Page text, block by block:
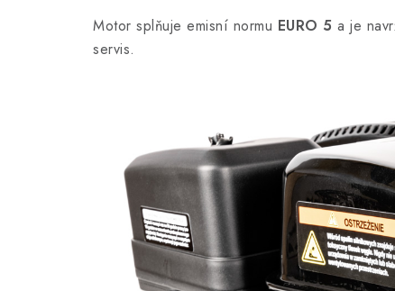
Motor splňuje emisní normu EURO 5 a je
servis.